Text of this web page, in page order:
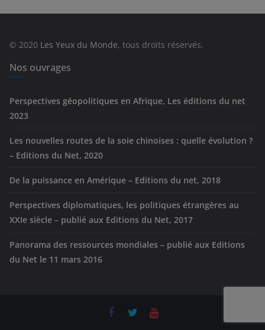
e
s
© 2020 Les Yeux du Monde, tous droits réservés.
Nos ouvrages
Perspectives géopolitiques en Afrique, Les éditions du net
2023
Les nouvelles routes de la soie chinoises : quelle évolution ?
– Editions du Net, 2020
De la puissance en Amérique – Editions du net, 2018
Perspectives diplomatiques, les politiques étrangères au
XXIe siècle – publié aux Editions du Net, 2017
Panorama des ressources mondiales – publié aux Editions
du Net le 11 mars 2016